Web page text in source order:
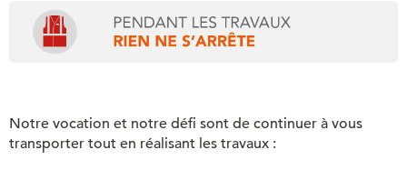
Notre vocation et notre défi sont de continuer à vous
transporter tout en réalisant les travaux :